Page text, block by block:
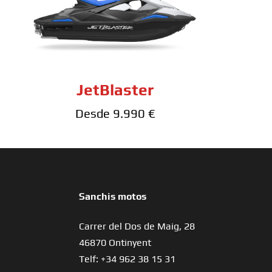
JetBlaster
Desde 9.990 €
Sanchis motos
Carrer del Dos de Maig, 28
46870 Ontinyent
Telf: +34 962 38 15 31